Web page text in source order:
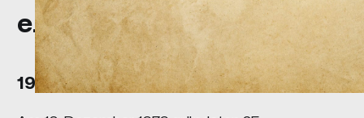
e.V.
1979 – Gründung der Tennisabteilung